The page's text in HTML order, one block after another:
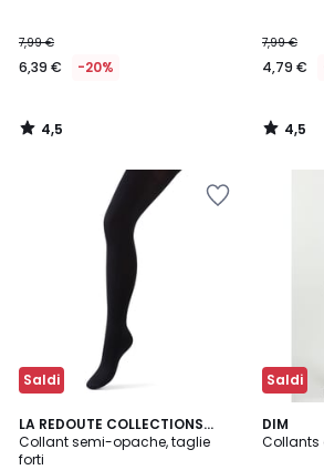
7,99 €
6,39 € -20%
4,5
/
7,99 €
4,79 €
4,5
/
Saldi
LA REDOUTE COLLECTIONS
PLUS
Collant semi-opache, taglie
forti
4
/
5
Saldi
DIM
Collants
4,5
/ 5